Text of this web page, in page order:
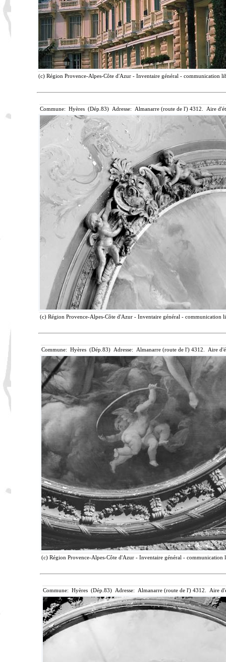
(c) Région Provence-Alpes-Côte d'Azur - Inventaire général - communication
Commune: Hyères (Dép.83) Adresse: Almanarre (route de l') 4312. Aire
(c) Région Provence-Alpes-Côte d'Azur - Inventaire général - communication
Commune: Hyères (Dép.83) Adresse: Almanarre (route de l') 4312. Aire
(c) Région Provence-Alpes-Côte d'Azur - Inventaire général - communication
Commune: Hyères (Dép.83) Adresse: Almanarre (route de l') 4312. Aire